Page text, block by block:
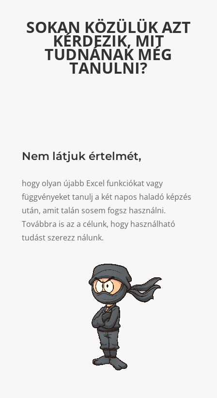
SOKAN KÖZÜLÜK AZT
KÉRDEZIK, MIT
TUDNÁNAK MÉG
TANULNI?
Nem látjuk értelmét,
hogy olyan újabb Excel funkciókat vagy
függvényeket tanulj a két napos haladó képzés
után, amit talán sosem fogsz használni.
Továbbra is az a célunk, hogy használható
tudást szerezz nálunk.